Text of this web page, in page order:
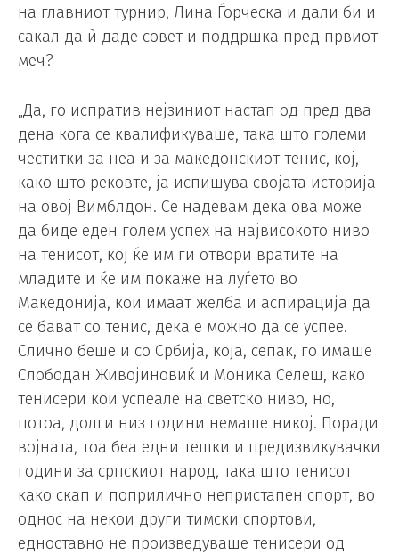
на главниот турнир, Лина Ѓорческа и дали би и
сакал да ѝ даде совет и поддршка пред првиот
меч?
„Да, го испратив нејзиниот настап од пред два
дена кога се квалификуваше, така што големи
честитки за неа и за македонскиот тенис, кој,
како што рековте, ја испишува својата историја
на овој Вимблдон. Се надевам дека ова може
да биде еден голем успех на највисокото ниво
на тенисот, кој ќе им ги отвори вратите на
младите и ќе им покаже на луѓето во
Македонија, кои имаат желба и аспирација да
се бават со тенис, дека е можно да се успее.
Слично беше и со Србија, која, сепак, го имаше
Слободан Живојиновиќ и Моника Селеш, како
тенисери кои успеале на светско ниво, но,
потоа, долги низ години немаше никој. Поради
војната, тоа беа едни тешки и предизвикувачки
години за српскиот народ, така што тенисот
како скап и поприлично непристапен спорт, во
однос на некои други тимски спортови,
едноставно не произведуваше тенисери од